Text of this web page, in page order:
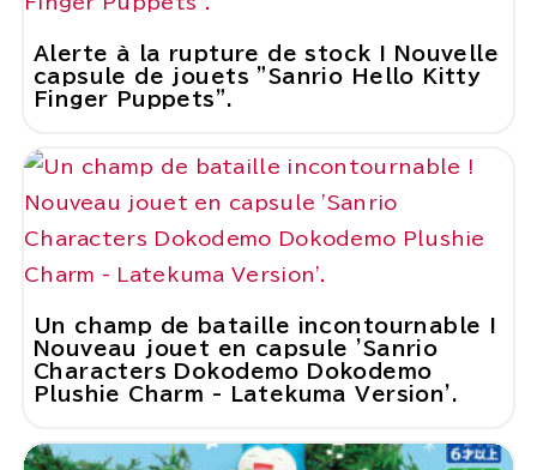
Alerte à la rupture de stock ! Nouvelle
capsule de jouets "Sanrio Hello Kitty
Finger Puppets".
Un champ de bataille incontournable !
Nouveau jouet en capsule 'Sanrio
Characters Dokodemo Dokodemo
Plushie Charm - Latekuma Version'.